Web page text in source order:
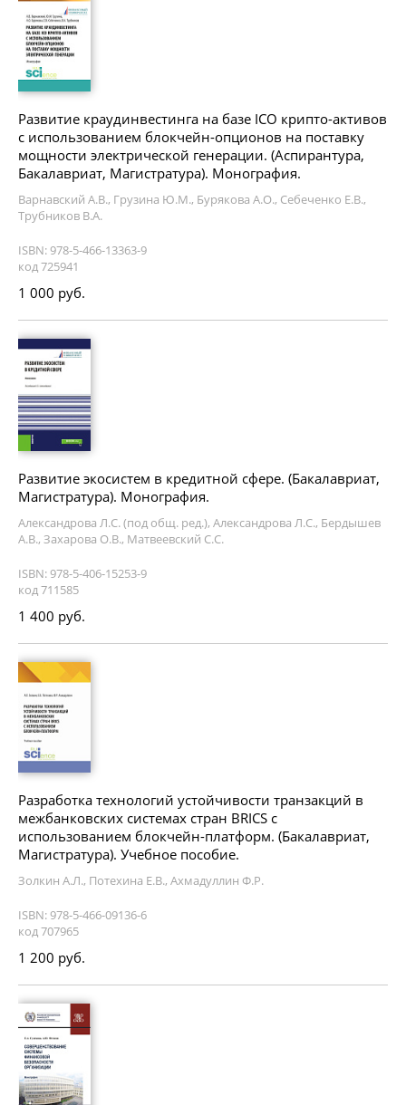
Развитие краудинвестинга на базе ICO крипто-активов
с использованием блокчейн-опционов на поставку
мощности электрической генерации. (Аспирантура,
Бакалавриат, Магистратура). Монография.
Варнавский А.В., Грузина Ю.М., Бурякова А.О., Себеченко Е.В.,
Трубников В.А.
ISBN: 978-5-466-13363-9
код 725941
1 000 руб.
Развитие экосистем в кредитной сфере. (Бакалавриат,
Магистратура). Монография.
Александрова Л.С. (под общ. ред.), Александрова Л.С., Бердышев
А.В., Захарова О.В., Матвеевский С.С.
ISBN: 978-5-406-15253-9
код 711585
1 400 руб.
Разработка технологий устойчивости транзакций в
межбанковских системах стран BRICS с
использованием блокчейн-платформ. (Бакалавриат,
Магистратура). Учебное пособие.
Золкин А.Л., Потехина Е.В., Ахмадуллин Ф.Р.
ISBN: 978-5-466-09136-6
код 707965
1 200 руб.